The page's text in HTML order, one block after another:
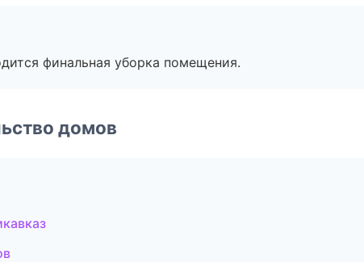
финальная уборка помещения.
домов